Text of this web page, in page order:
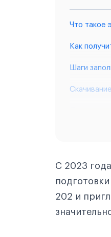
Что такое
Как
Шаги
С 2023
202 и